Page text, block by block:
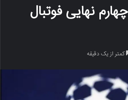
نهایی فوتبال
کمتر از یک دقیقه